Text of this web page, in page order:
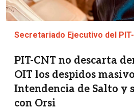
Secretariado Ejecutivo del
PIT-CNT no descarta
OIT los despidos
Intendencia de Salto y
con Orsi